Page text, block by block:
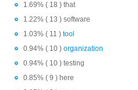
1.69% ( 18 ) that
1.22% ( 13 ) software
1.03% ( 11 ) tool
0.94% ( 10 ) organization
0.94% ( 10 ) testing
0.85% ( 9 ) here